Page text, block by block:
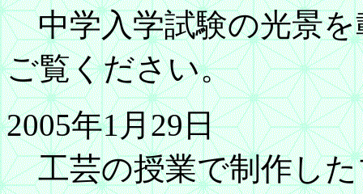
中学入学試験の光景を
ご覧ください。
2005年1月29日
工芸の授業で制作した